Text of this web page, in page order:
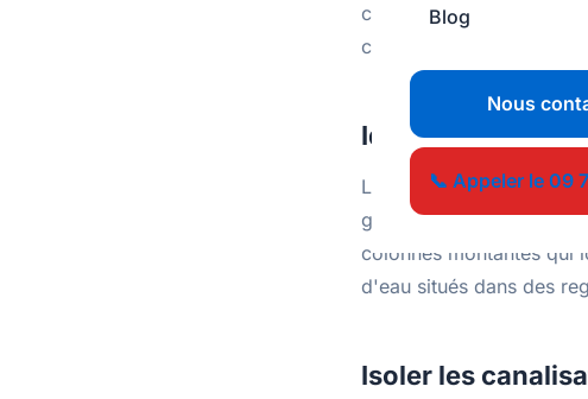
Blog
Nous
📞 Appeler le 09
canalisations exposées
collectifs nécessitent
Identifier les
Les tuyaux les plus
garages et les cours
colonnes montantes qui
d'eau situés dans des
Isoler les